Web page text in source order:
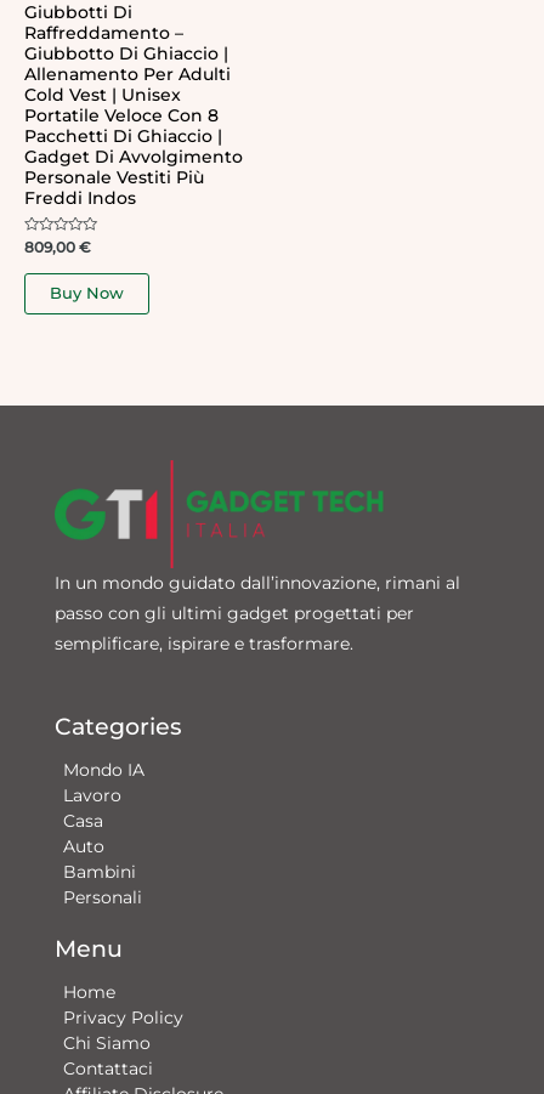
Giubbotti Di
Raffreddamento –
Giubbotto Di Ghiaccio |
Allenamento Per Adulti
Cold Vest | Unisex
Portatile Veloce Con 8
Pacchetti Di Ghiaccio |
Gadget Di Avvolgimento
Personale Vestiti Più
Freddi Indos
Rated
out
809,00 €
Buy Now
In un mondo guidato dall’innovazione, rimani al
passo con gli ultimi gadget progettati per
semplificare, ispirare e trasformare.
Categories
Mondo IA
Lavoro
Casa
Auto
Bambini
Personali
Menu
Home
Privacy Policy
Chi Siamo
Contattaci​